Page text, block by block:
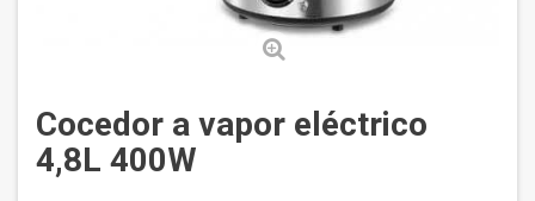
Cocedor a vapor eléctrico
4,8L 400W